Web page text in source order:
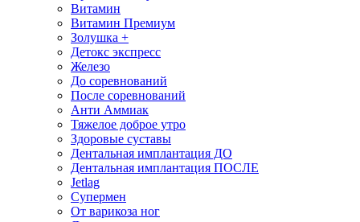
Витамин
Витамин Премиум
Золушка +
Детокс экспресс
Железо
До соревнований
После соревнований
Анти Аммиак
Тяжелое доброе утро
Здоровые суставы
Дентальная имплантация ДО
Дентальная имплантация ПОСЛЕ
Jetlag
Супермен
От варикоза ног